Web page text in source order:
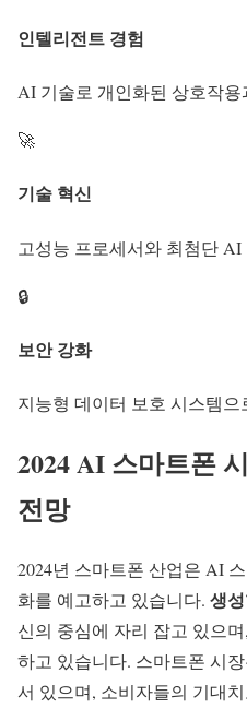
인텔리전트 경험
AI 기술로 개인화된 상호작
🚀
기술 혁신
고성능 프로세서와 최첨단 AI
🔒
보안 강화
지능형 데이터 보호 시스템
2024 AI 스마트폰
전망
2024년 스마트폰 산업은 AI
화를 예고하고 있습니다. 생
신의 중심에 자리 잡고 있으
하고 있습니다. 스마트폰 시장
서 있으며, 소비자들의 기대